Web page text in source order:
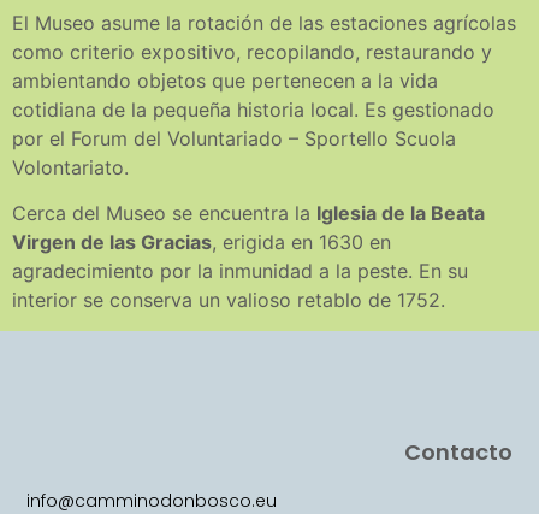
El Museo asume la rotación de las estaciones agrícolas
como criterio expositivo, recopilando, restaurando y
ambientando objetos que pertenecen a la vida
cotidiana de la pequeña historia local. Es gestionado
por el Forum del Voluntariado – Sportello Scuola
Volontariato.
Cerca del Museo se encuentra la Iglesia de la Beata
Virgen de las Gracias, erigida en 1630 en
agradecimiento por la inmunidad a la peste. En su
interior se conserva un valioso retablo de 1752.
Contacto
info@camminodonbosco.eu